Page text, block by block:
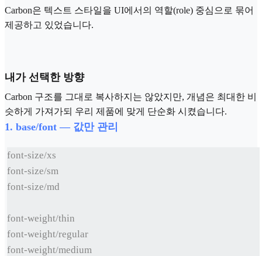
Carbon은 텍스트 스타일을 UI에서의 역할(role) 중심으로 묶어
제공하고 있었습니다.
내가 선택한 방향
Carbon 구조를 그대로 복사하지는 않았지만, 개념은 최대한 비
슷하게 가져가되 우리 제품에 맞게 단순화 시켰습니다.
1. base/font — 값만 관리
font-size/xs
font-size/sm
font-size/md
font-weight/thin
font-weight/regular
font-weight/medium